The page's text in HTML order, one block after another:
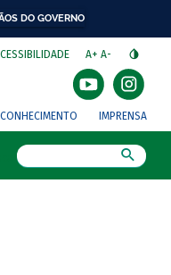
DO GOVERNO
A+ A-
CONHECIMENTO IMPRENSA